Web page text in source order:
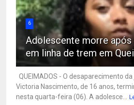
6
Adolescente morre após
em linha de trem em
QUEIMADOS - O desaparecimento
Victoria Nascimento, de 16 anos,
nesta quarta-feira (06). A adolesce...